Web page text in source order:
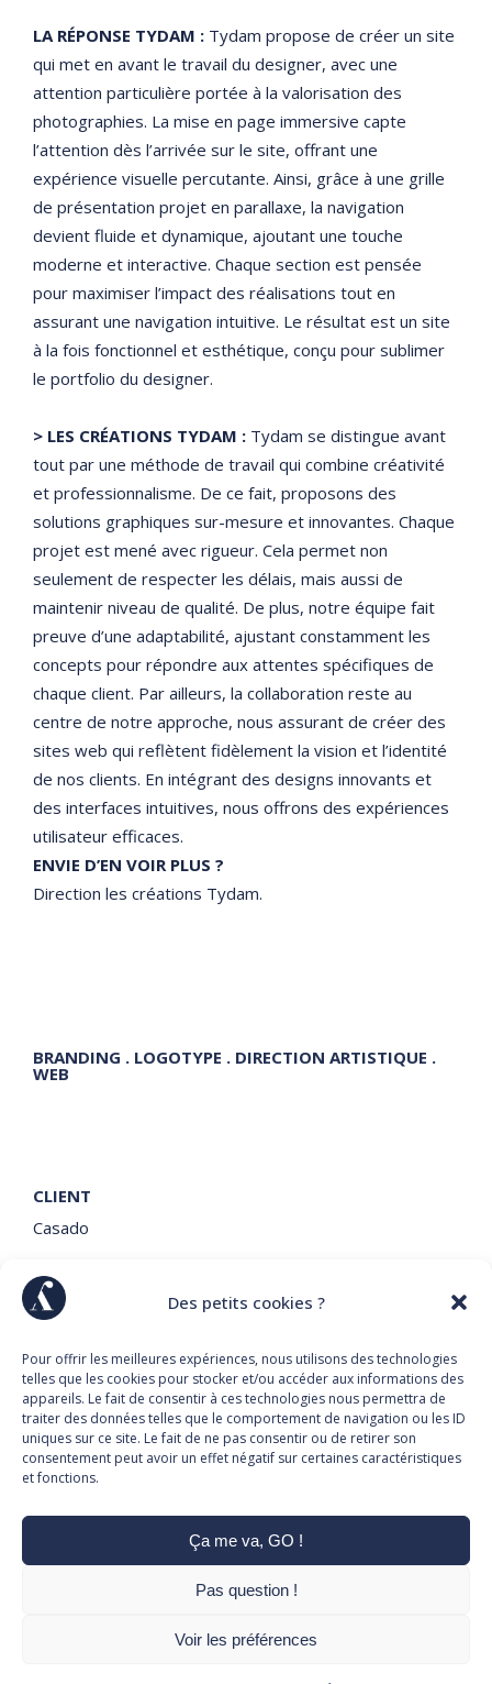
Des petits cookies ?
Pour offrir les meilleures expériences, nous utilisons des technologies
telles que les cookies pour stocker et/ou accéder aux informations des
appareils. Le fait de consentir à ces technologies nous permettra de
traiter des données telles que le comportement de navigation ou les ID
uniques sur ce site. Le fait de ne pas consentir ou de retirer son
consentement peut avoir un effet négatif sur certaines caractéristiques
et fonctions.
Ça me va, GO !
Pas question !
Voir les préférences
LA RÉPONSE TYDAM : Tydam propose de créer un site
qui met en avant le travail du designer, avec une
attention particulière portée à la valorisation des
photographies. La mise en page immersive capte
l’attention dès l’arrivée sur le site, offrant une
expérience visuelle percutante. Ainsi, grâce à une grille
de présentation projet en parallaxe, la navigation
devient fluide et dynamique, ajoutant une touche
moderne et interactive. Chaque section est pensée
pour maximiser l’impact des réalisations tout en
assurant une navigation intuitive. Le résultat est un site
à la fois fonctionnel et esthétique, conçu pour sublimer
le portfolio du designer.
> LES CRÉATIONS TYDAM : Tydam se distingue avant
tout par une méthode de travail qui combine créativité
et professionnalisme. De ce fait, proposons des
solutions graphiques sur-mesure et innovantes. Chaque
projet est mené avec rigueur. Cela permet non
seulement de respecter les délais, mais aussi de
maintenir niveau de qualité. De plus, notre équipe fait
preuve d’une adaptabilité, ajustant constamment les
concepts pour répondre aux attentes spécifiques de
chaque client. Par ailleurs, la collaboration reste au
centre de notre approche, nous assurant de créer des
sites web qui reflètent fidèlement la vision et l’identité
de nos clients. En intégrant des designs innovants et
des interfaces intuitives, nous offrons des expériences
utilisateur efficaces.
ENVIE D’EN VOIR PLUS ?
Direction les créations Tydam.
BRANDING . LOGOTYPE . DIRECTION ARTISTIQUE .
WEB
CLIENT
Casado
© TYDAM 2025